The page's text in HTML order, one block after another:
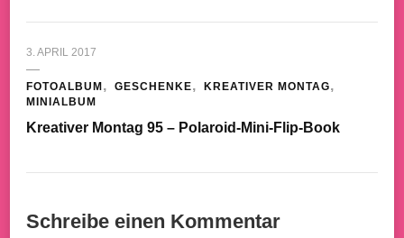
3. APRIL 2017
FOTOALBUM GESCHENKE
KREATIVER MONTAG
MINIALBUM
Kreativer Montag 95 – Polaroid-Mini-Flip-Book
Schreibe einen Kommentar